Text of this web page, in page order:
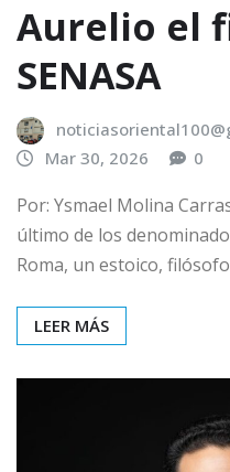
Aurelio el
SENASA
Mar 30, 2026
0
Por: Ysmael Molina
último de los
Roma, un estoico,
LEER MÁS